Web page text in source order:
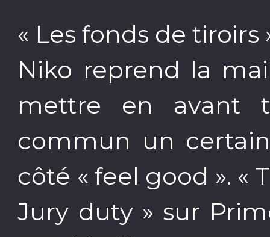
« Les fonds de tiroirs
Niko reprend la
mettre en avant
commun un
côté « feel good ». «
Jury duty » sur